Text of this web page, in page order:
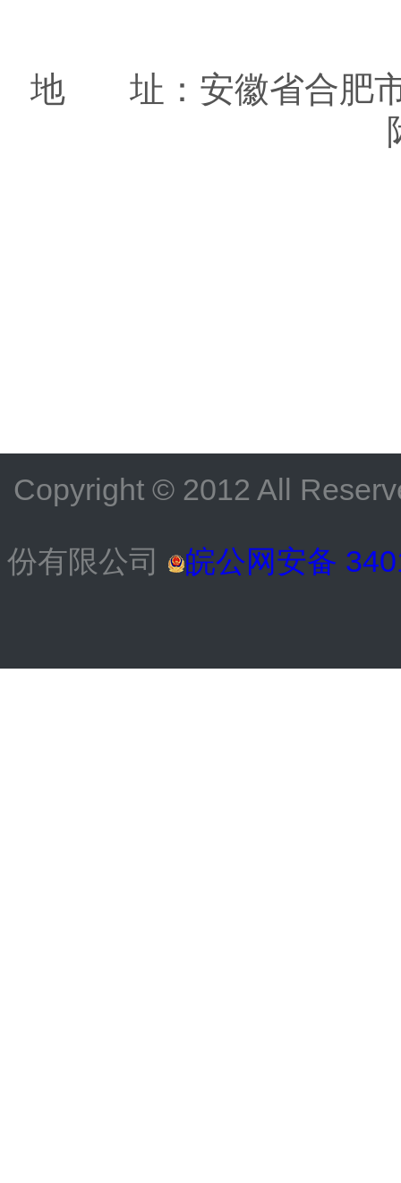
地 址：安徽省合肥市
Copyright © 2012 All
份有限公司 皖公网安备